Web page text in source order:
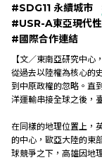
#SDG11 永續城市
#USR-A東亞現代
#國際合作連結
【文／東南亞研究中心
從過去以陸權為核心的
到中原政權的忽略。直
洋運輸串接全球之後，
在同樣的地理位置上，
的中心，歐亞大陸的東
球競爭之下，高雄因地